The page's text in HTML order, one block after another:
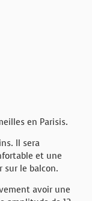
en Parisis.
Il sera
et une
sur le balcon.
avoir une